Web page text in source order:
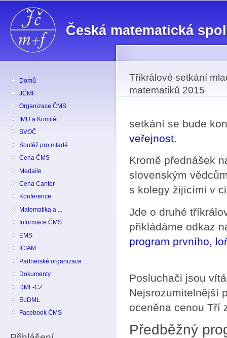
Česká matematická
Domů
JČMF
Organizace ČMS
IMU a Komitét
SVOČ
Soutěž pro mladé
Cena ČMS
Medaile
Cena Cantor
Konference
Matematika a ...
Informace ČMS
EMS
ICIAM
Partnerské organizace
Dokumenty
DML-CZ
EuDML
Facebook ČMS
Tříkrálové setkání
matematiků 2015
setkání se bude
veřejnost.
Kromě přednášek
slovenským
s kolegy žijícími v
Jde o druhé
přikládáme odkaz
program prvního,
Posluchači jsou
Nejsrozumitelnější
oceněna cenou Tří
Předběžný